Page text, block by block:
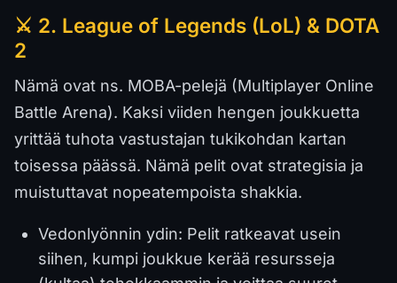
⚔️ 2. League of Legends (LoL) & DOTA
2
Nämä ovat ns. MOBA-pelejä (Multiplayer Online
Battle Arena). Kaksi viiden hengen joukkuetta
yrittää tuhota vastustajan tukikohdan kartan
toisessa päässä. Nämä pelit ovat strategisia ja
muistuttavat nopeatempoista shakkia.
Vedonlyönnin ydin: Pelit ratkeavat usein
siihen, kumpi joukkue kerää resursseja